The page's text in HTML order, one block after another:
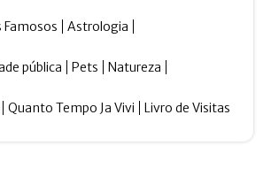
Astrologia
pública Pets Natureza
Quanto Tempo Ja Vivi Livro de Visitas